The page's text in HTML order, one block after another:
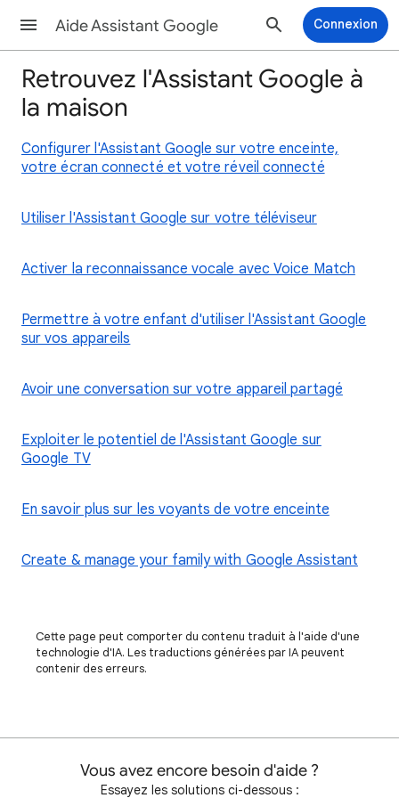
Aide Assistant Google Connexion
Retrouvez l'Assistant Google à
la maison
Configurer l'Assistant Google sur votre enceinte,
votre écran connecté et votre réveil connecté
Utiliser l'Assistant Google sur votre téléviseur
Activer la reconnaissance vocale avec Voice Match
Permettre à votre enfant d'utiliser l'Assistant Google
sur vos appareils
Avoir une conversation sur votre appareil partagé
Exploiter le potentiel de l'Assistant Google sur
Google TV
En savoir plus sur les voyants de votre enceinte
Create & manage your family with Google Assistant
Cette page peut comporter du contenu traduit à l'aide d'une
technologie d'IA. Les traductions générées par IA peuvent
contenir des erreurs.
Vous avez encore besoin d'aide ?
Essayez les solutions ci-dessous :